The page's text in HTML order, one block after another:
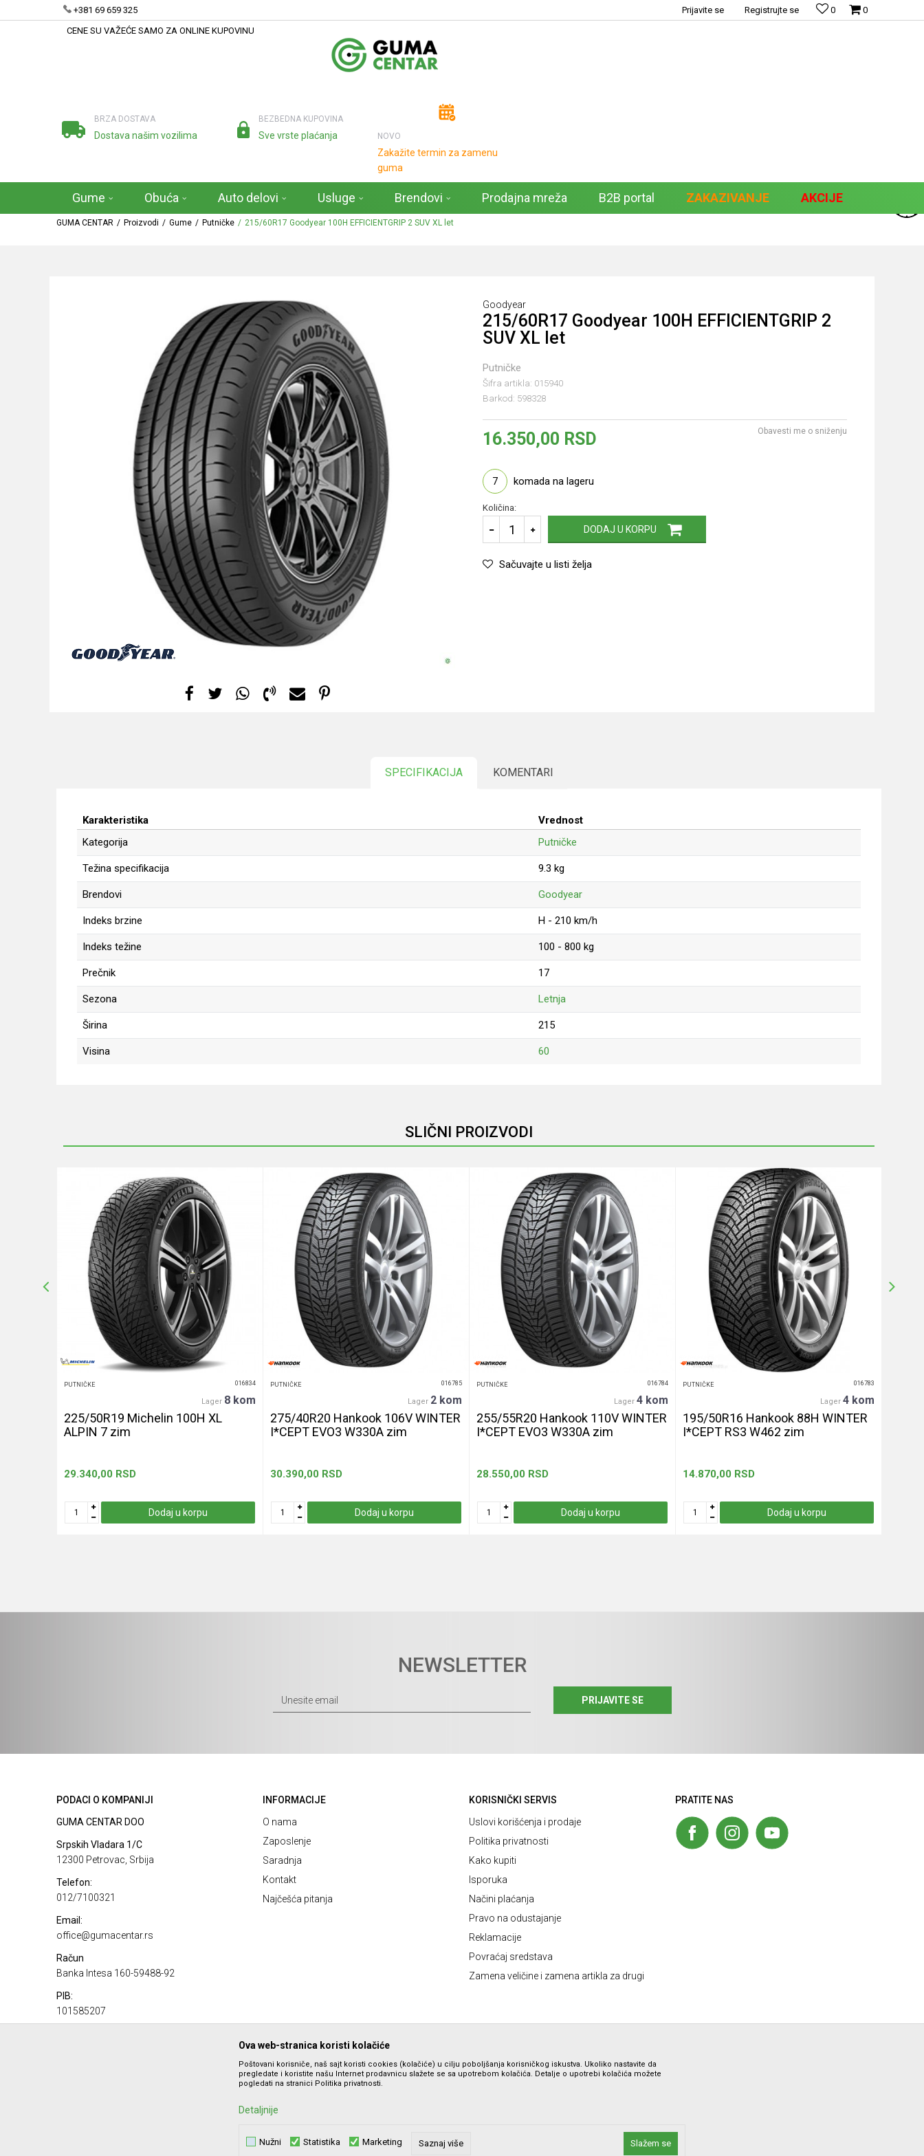
+381 69 659 325
CENE SU VAŽEĆE SAMO ZA ONLINE KUPOVINU
0
0
Prijavite se Registrujte se
BRZA DOSTAVA
Dostava našim vozilima
BEZBEDNA KUPOVINA
Sve vrste plaćanja NOVO
Zakažite termin za zamenu
guma
Gume Obuća Auto delovi Usluge Brendovi Prodajna mreža B2B portal ZAKAZIVANJE AKCIJE
GUMA CENTAR Proizvodi Gume Putničke 215/60R17 Goodyear 100H EFFICIENTGRIP 2 SUV XL let
Goodyear
215/60R17 Goodyear 100H EFFICIENTGRIP 2
SUV XL let
Putničke
Šifra artikla: 015940
Barkod: 598328
16.350,00 RSD Obavesti me o sniženju
7 komada na lageru
Količina:
DODAJ U KORPU
Sačuvajte u listi želja
SPECIFIKACIJA KOMENTARI
Karakteristika
Vrednost
Kategorija
Putničke
Težina specifikacija 9.3 kg
Brendovi Goodyear
Indeks brzine H - 210 km/h
Indeks težine 100 - 800 kg
Prečnik 17
Sezona Letnja
Širina 215
Visina 60
Anti-spam zaštita - izračunajte koliko je 6 - 1 :
POŠALJI
SLIČNI PROIZVODI
PUTNIČKE 016834
Lager 8 kom
225/50R19 Michelin 100H XL
ALPIN 7 zim
29.340,00 RSD
Dodaj u korpu
PUTNIČKE 016785
Lager 2 kom
275/40R20 Hankook 106V WINTER
I*CEPT EVO3 W330A zim
30.390,00 RSD
Dodaj u korpu
PUTNIČKE 016784
Lager 4 kom
255/55R20 Hankook 110V WINTER
I*CEPT EVO3 W330A zim
28.550,00 RSD
Dodaj u korpu
PUTNIČKE 016783
Lager 4 kom
195/50R16 Hankook 88H WINTER
I*CEPT RS3 W462 zim
14.870,00 RSD
Dodaj u korpu
NEWSLETTER
PRIJAVITE SE
PODACI O KOMPANIJI
GUMA CENTAR DOO
Srpskih Vladara 1/C
12300 Petrovac, Srbija
Telefon:
012/7100321
Email:
office@gumacentar.rs
Račun
Banka Intesa 160-59488-92
PIB:
101585207
INFORMACIJE
O nama
Zaposlenje
Saradnja
Kontakt
Najčešća pitanja
KORISNIČKI SERVIS
Uslovi korišćenja i prodaje
Politika privatnosti
Kako kupiti
Isporuka
Načini plaćanja
Pravo na odustajanje
Reklamacije
Povraćaj sredstava
Zamena veličine i zamena artikla za drugi
PRATITE NAS
Nastojimo da budemo što precizniji u opisu proizvoda, prikazu slika i samih cena, ali ne možemo garantovati da su sve informacije kompletne i bez grešaka. Svi artikli prikazani na sajtu su deo naše
ponude i ne podrazumeva da su dostupni u svakom trenutku. Raspoloživost robe možete proveriti pozivom Call Centra na 012/7100321.
Ova web-stranica koristi kolačiće
Poštovani korisniče, naš sajt koristi cookies (kolačiće) u cilju poboljšanja korisničkog iskustva. Ukoliko nastavite da
pregledate i koristite našu Internet prodavnicu slažete se sa upotrebom kolačića. Detalje o upotrebi kolačića možete
pogledati na stranici Politika privatnosti.
Detaljnije
Nužni Statistika Marketing Saznaj više Slažem se